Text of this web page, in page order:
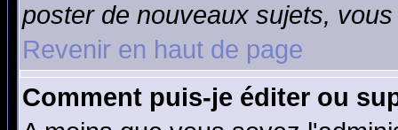
poster de nouveaux sujets,
Revenir en haut de page
Comment puis-je éditer ou